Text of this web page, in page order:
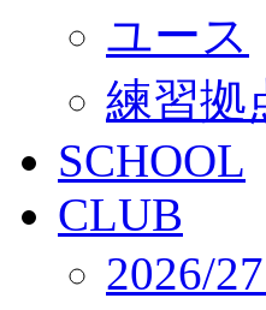
ユース
練習拠
SCHOOL
CLUB
2026/